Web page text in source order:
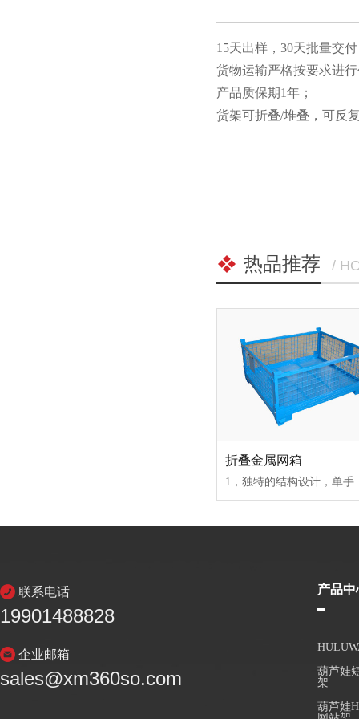
15天出样，30天批量交付
货物运输严格按要求进行包
产品质保期1年；
货架可折叠/堆叠，可
热品推荐 /
折叠金属网箱
1，独特的结构设计，单手就能方便打开、折叠；2，集托盘和
联系电话
19901488828
企业邮箱
sales@xm360so.com
产品中
葫芦娃
架
葫芦娃